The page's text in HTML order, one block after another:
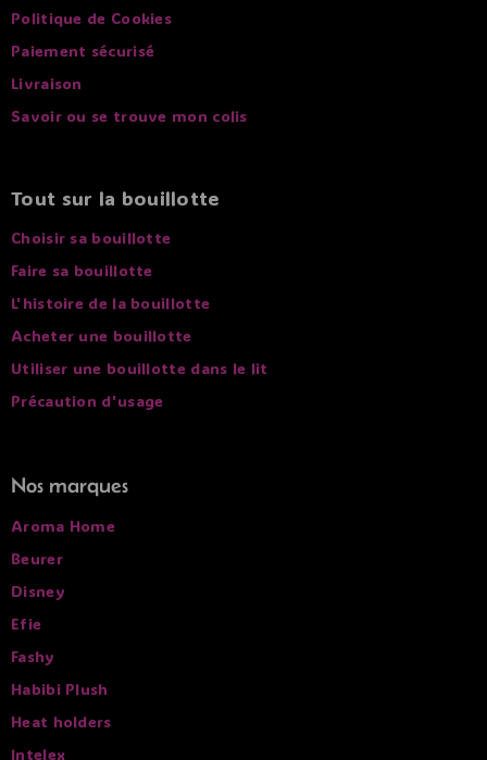
Politique de Cookies
Paiement sécurisé
Livraison
Savoir ou se trouve mon colis
Tout sur la bouillotte
Choisir sa bouillotte
Faire sa bouillotte
L'histoire de la bouillotte
Acheter une bouillotte
Utiliser une bouillotte dans le lit
Précaution d'usage
Nos marques
Aroma Home
Beurer
Disney
Efie
Fashy
Habibi Plush
Heat holders
Intelex